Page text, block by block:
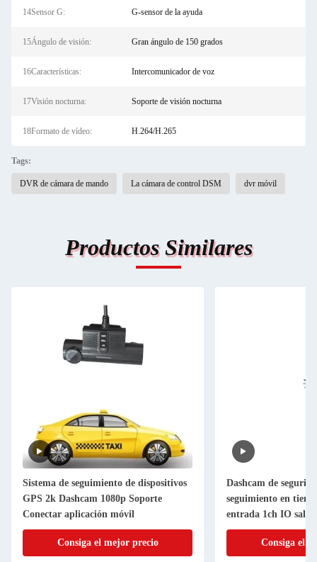
14Sensor G: G-sensor de la ayuda
15Ángulo de visión: Gran ángulo de 150 grados
16Características: Intercomunicador de voz
17Visión nocturna: Soporte de visión nocturna
18Formato de vídeo: H.264/H.265
Tags:
DVR de cámara de mando La cámara de control DSM dvr móvil
Productos Similares
Sistema de seguimiento de dispositivos
GPS 2k Dashcam 1080p Soporte
Conectar aplicación móvil
Consiga el mejor precio
Dashcam de
seguimiento en
entrada 1ch IO
Consiga el